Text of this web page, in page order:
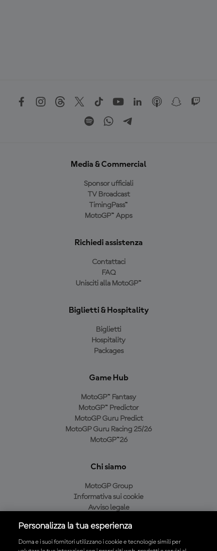
Media & Commercial
Sponsor ufficiali
TV Broadcast
TimingPass™
MotoGP™ Apps
Richiedi assistenza
Contattaci
FAQ
Unisciti alla MotoGP™
Biglietti & Hospitality
Biglietti
Hospitality
Packages
Game Hub
MotoGP™ Fantasy
MotoGP™ Predictor
MotoGP Guru Predict
MotoGP Guru Racing 25/26
MotoGP™26
Chi siamo
MotoGP Group
Informativa sui cookie
Avviso legale
Condizioni di acquisto
Personalizza la tua esperienza
Dorna e i suoi fornitori utilizzano i cookie e tecnologie simili per